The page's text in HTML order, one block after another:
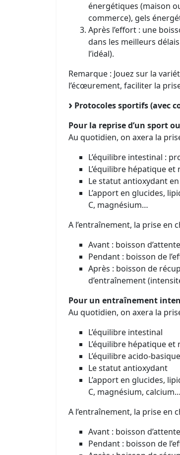
énergétiques (maison
commerce), gels
Après l’effort : une
dans les meilleurs
l’idéal).
Remarque : Jouez sur la
l’écœurement, faciliter la
Protocoles sportifs (avec
Pour la reprise d’un sport
Au quotidien, on axera la
L’équilibre intestinal :
L’équilibre hépatique
Le statut antioxydant
L’apport en glucides,
C, magnésium…
A l’entraînement, la prise en
Avant : boisson
Pendant : boisson de
Après : boisson de
d’entraînement
Pour un entraînement
Au quotidien, on axera la
L’équilibre intestinal
L’équilibre hépatique
L’équilibre acido-basique
Le statut antioxydant
L’apport en glucides,
C, magnésium, calcium…
A l’entraînement, la prise en
Avant : boisson
Pendant : boisson de